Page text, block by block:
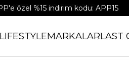
özel %15 indirim kodu: APP15
MARKALARLAST